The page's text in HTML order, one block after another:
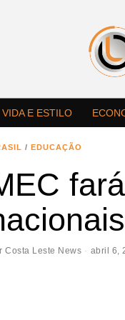
VIDA E ESTILO
/ EDUCAÇÃO
Costa Leste News abril 6,